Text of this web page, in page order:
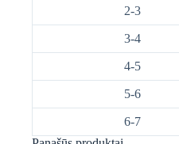
2-3
3-4
4-5
5-6
6-7